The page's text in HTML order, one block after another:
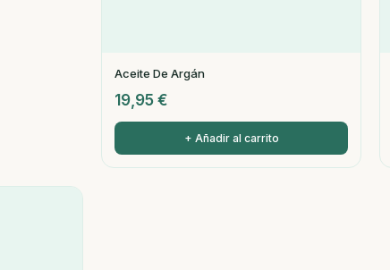
Aceite De Argán
19,95 €
+ Añadir al carrito